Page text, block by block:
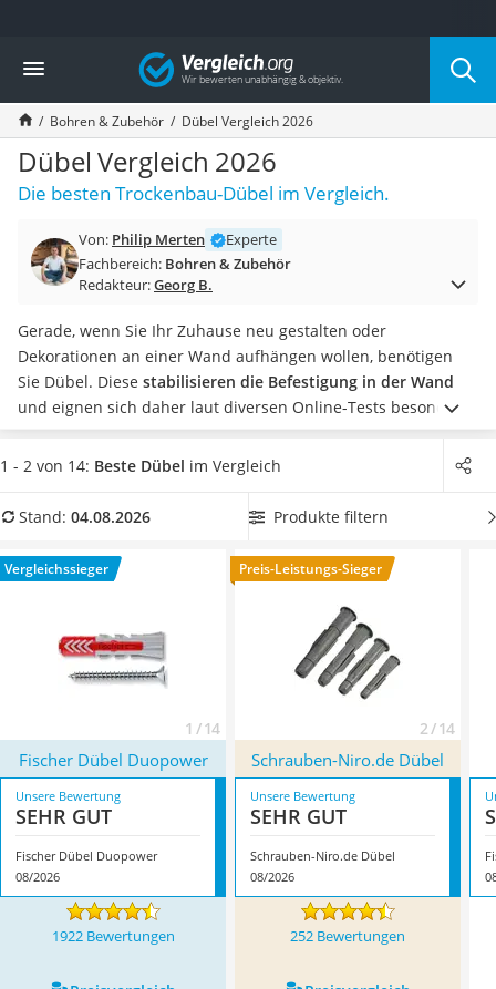
Die beliebtesten Vergleiche nach Kategorie
Baumarkt
Tresor feuerfest
Makita-Akku-Rasenmäher
Kappsäge
Smartes Türschloss
Akku-Rasentrimmer
Split-Klimaanlage 2 Innengeräte
Pelletofen
Tiefbrunnenpumpe
Fliesenschneider
Hochdruckreiniger
Doppelschleifer
Überwachungskamera
Benzinrasenmäher mit Elektrostart
Löschdecke
Winterharte Palmen
Gasdurchlauferhitzer
Vergleich
Bohren & Zubehör Dübel Vergleich 2026
Dübel Vergleich 2026
Die besten Trockenbau-Dübel im Vergleich.
Von: Philip Merten
Experte
Fachbereich: Bohren & Zubehör
Redakteur:Georg B.
Gerade, wenn Sie Ihr Zuhause neu gestalten oder
Dekorationen an einer Wand aufhängen wollen, benötigen
Sie Dübel. Diese stabilisieren die Befestigung in der Wand
und eignen sich daher laut diversen Online-Tests besonders
gut für schwerere Gegenstände wie beispielsweise einen
Garderobenspiegel. Wählen Sie jetzt aus unserer
stets ausgestattet sind und je nach Gegenstand die richtige
August 2026 besonders das ModellFischer Dübel Duopower
mit seinen Eigenschaften.
1 - 2 von 14: Beste Dübel im Vergleich
Stand: 04.08.2026 Produkte filtern
Vergleichssieger
1 / 14
Preis-Leistungs-Sieger
2 / 14
Fischer Dübel Duopower Schrauben-Niro.de Dübel
Unsere Bewertung
SEHR GUT
Fischer Dübel Duopower
08/2026
Unsere Bewertung
SEHR GUT
Schrauben-Niro.de Dübel
08/2026
1922 Bewertungen 252 Bewertungen